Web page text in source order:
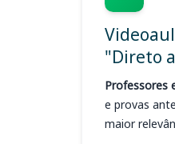
"Direto
Professores
e provas
maior